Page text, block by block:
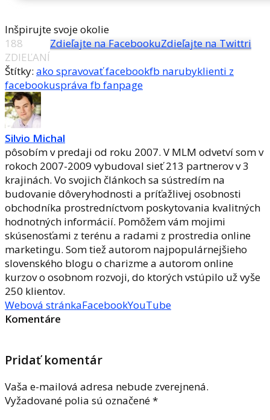
Inšpirujte svoje okolie
188
ZDIEĽANÍ
Zdieľajte na FacebookuZdieľajte na Twittri
Štítky: ako spravovať facebookfb narubyklienti z
facebookuspráva fb fanpage
Silvio Michal
pôsobím v predaji od roku 2007. V MLM odvetví som v
rokoch 2007-2009 vybudoval sieť 213 partnerov v 3
krajinách. Vo svojich článkoch sa sústredím na
budovanie dôveryhodnosti a príťažlivej osobnosti
obchodníka prostredníctvom poskytovania kvalitných
hodnotných informácií. Pomôžem vám mojimi
skúsenosťami z terénu a radami z prostredia online
marketingu. Som tiež autorom najpopulárnejšieho
slovenského blogu o charizme a autorom online
kurzov o osobnom rozvoji, do ktorých vstúpilo už vyše
250 klientov.
Webová stránkaFacebookYouTube
Komentáre
Pridať komentár
Vaša e-mailová adresa nebude zverejnená.
Vyžadované polia sú označené*